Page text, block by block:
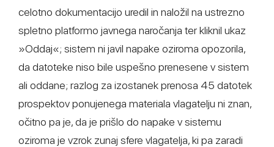
celotno dokumentacijo uredil in naložil na ustrezno
spletno platformo javnega naročanja ter kliknil ukaz
»Oddaj«; sistem ni javil napake oziroma opozorila,
da datoteke niso bile uspešno prenesene v sistem
ali oddane; razlog za izostanek prenosa 45 datotek
prospektov ponujenega materiala vlagatelju ni znan,
očitno pa je, da je prišlo do napake v sistemu
oziroma je vzrok zunaj sfere vlagatelja, ki pa zaradi